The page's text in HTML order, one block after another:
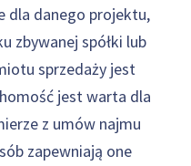
dla danego projektu,
zbywanej spółki lub
sprzedaży jest
jest warta dla
z umów najmu
zapewniają one